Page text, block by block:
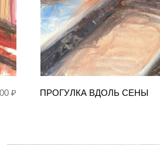
ПРОГУЛКА ВДОЛЬ СЕНЫ
₽